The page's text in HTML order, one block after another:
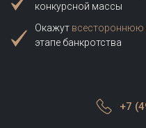
конкурсной массы
Окажут всестороннюю
этапе банкротства
+7